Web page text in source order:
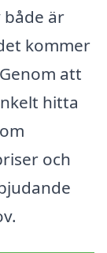
är
kommer
att
hitta
och